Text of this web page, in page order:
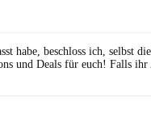
beschloss ich, selbst
und Deals für euch!